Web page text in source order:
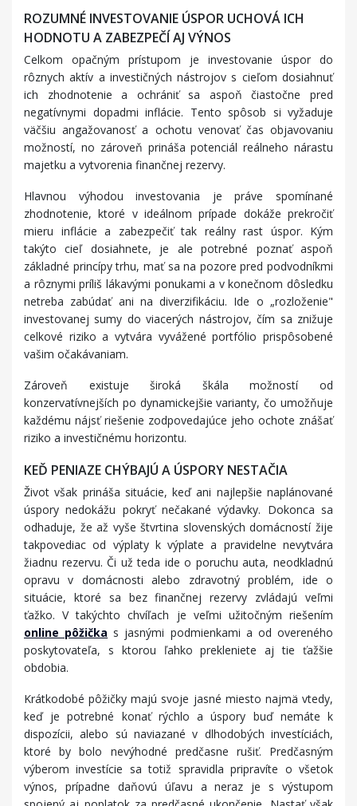
ROZUMNÉ INVESTOVANIE ÚSPOR UCHOVÁ ICH
HODNOTU A ZABEZPEČÍ AJ VÝNOS
Celkom opačným prístupom je investovanie úspor do
rôznych aktív a investičných nástrojov s cieľom dosiahnuť
ich zhodnotenie a ochrániť sa aspoň čiastočne pred
negatívnymi dopadmi inflácie. Tento spôsob si vyžaduje
väčšiu angažovanosť a ochotu venovať čas objavovaniu
možností, no zároveň prináša potenciál reálneho nárastu
majetku a vytvorenia finančnej rezervy.
Hlavnou výhodou investovania je práve spomínané
zhodnotenie, ktoré v ideálnom prípade dokáže prekročiť
mieru inflácie a zabezpečiť tak reálny rast úspor. Kým
takýto cieľ dosiahnete, je ale potrebné poznať aspoň
základné princípy trhu, mať sa na pozore pred podvodníkmi
a rôznymi príliš lákavými ponukami a v konečnom dôsledku
netreba zabúdať ani na diverzifikáciu. Ide o „rozloženie"
investovanej sumy do viacerých nástrojov, čím sa znižuje
celkové riziko a vytvára vyvážené portfólio prispôsobené
vašim očakávaniam.
Zároveň existuje široká škála možností od
konzervatívnejších po dynamickejšie varianty, čo umožňuje
každému nájsť riešenie zodpovedajúce jeho ochote znášať
riziko a investičnému horizontu.
KEĎ PENIAZE CHÝBAJÚ A ÚSPORY NESTAČIA
Život však prináša situácie, keď ani najlepšie naplánované
úspory nedokážu pokryť nečakané výdavky. Dokonca sa
odhaduje, že až vyše štvrtina slovenských domácností žije
takpovediac od výplaty k výplate a pravidelne nevytvára
žiadnu rezervu. Či už teda ide o poruchu auta, neodkladnú
opravu v domácnosti alebo zdravotný problém, ide o
situácie, ktoré sa bez finančnej rezervy zvládajú veľmi
ťažko. V takýchto chvíľach je veľmi užitočným riešením
online pôžička s jasnými podmienkami a od overeného
poskytovateľa, s ktorou ľahko prekleniete aj tie ťažšie
obdobia.
Krátkodobé pôžičky majú svoje jasné miesto najmä vtedy,
keď je potrebné konať rýchlo a úspory buď nemáte k
dispozícii, alebo sú naviazané v dlhodobých investíciách,
ktoré by bolo nevýhodné predčasne rušiť. Predčasným
výberom investície sa totiž spravidla pripravíte o všetok
výnos, prípadne daňovú úľavu a neraz je s výstupom